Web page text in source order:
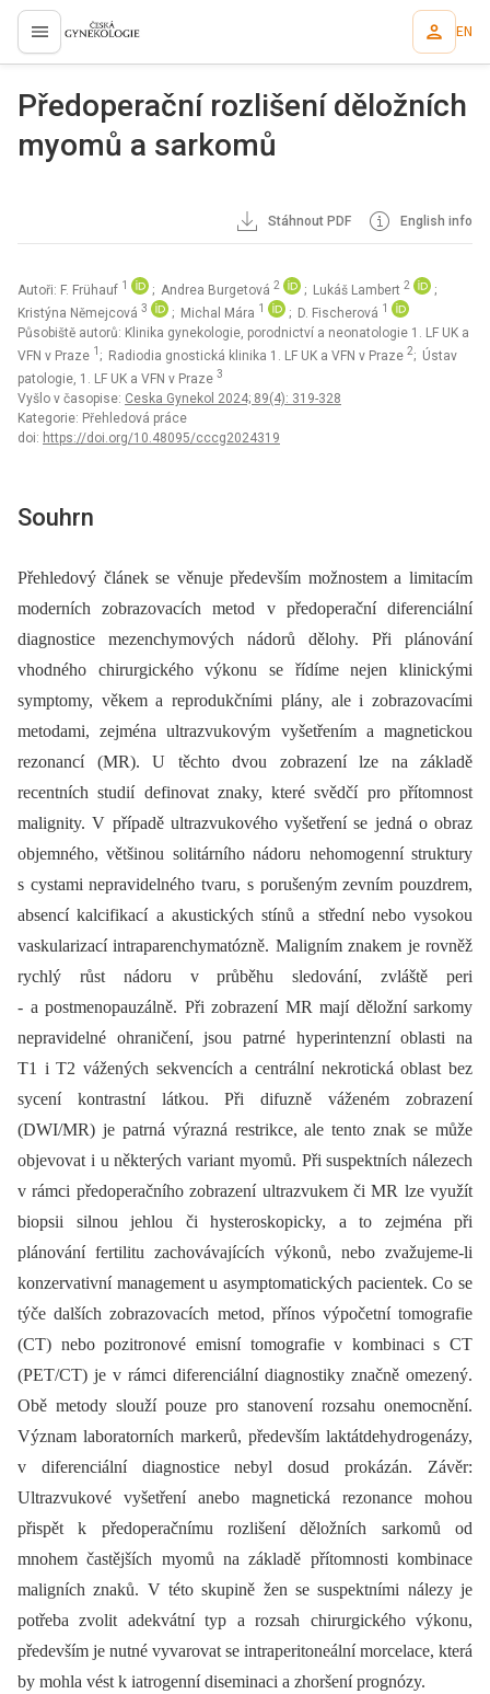
proLékaře.cz EN
Předoperační rozlišení děložních
myomů a sarkomů
Stáhnout PDF English info
Autoři: F. Frühauf 1 ; Andrea Burgetová 2 ; Lukáš Lambert 2
;
Kristýna Němejcová 3 ; Michal Mára 1 ; D. Fischerová 1
Působiště autorů: Klinika gynekologie, porodnictví a neonatologie 1. LF UK a
VFN v Praze 1 ; Radiodia gnostická klinika 1. LF UK a VFN v Praze 2; Ústav
patologie, 1. LF UK a VFN v Praze 3
Vyšlo v časopise: Ceska Gynekol 2024; 89(4): 319-328
Kategorie: Přehledová práce
doi: https://doi.org/10.48095/cccg2024319
Souhrn
Přehledový článek se věnuje především možnostem a limitacím
moderních zobrazovacích metod v předoperační diferenciální
diagnostice mezenchymových nádorů dělohy. Při plánování
vhodného chirurgického výkonu se řídíme nejen klinickými
symptomy, věkem a reprodukčními plány, ale i zobrazovacími
metodami, zejména ultrazvukovým vyšetřením a magnetickou
rezonancí (MR). U těchto dvou zobrazení lze na základě
recentních studií definovat znaky, které svědčí pro přítomnost
malignity. V případě ultrazvukového vyšetření se jedná o obraz
objemného, většinou solitárního nádoru nehomogenní struktury
s cystami nepravidelného tvaru, s porušeným zevním pouzdrem,
absencí kalcifikací a akustických stínů a střední nebo vysokou
vaskularizací intraparenchymatózně. Maligním znakem je rovněž
rychlý růst nádoru v průběhu sledování, zvláště peri
-⁠ a postmenopauzálně. Při zobrazení MR mají děložní sarkomy
nepravidelné ohraničení, jsou patrné hyperintenzní oblasti na
T1 i T2 vážených sekvencích a centrální nekrotická oblast bez
sycení kontrastní látkou. Při difuzně váženém zobrazení
(DWI/MR) je patrná výrazná restrikce, ale tento znak se může
objevovat i u některých variant myomů. Při suspektních nálezech
v rámci předoperačního zobrazení ultrazvukem či MR lze využít
biopsii silnou jehlou či hysteroskopicky, a to zejména při
plánování fertilitu zachovávajících výkonů, nebo zvažujeme-li
konzervativní management u asymptomatických pacientek. Co se
týče dalších zobrazovacích metod, přínos výpočetní tomografie
(CT) nebo pozitronové emisní tomografie v kombinaci s CT
(PET/CT) je v rámci diferenciální diagnostiky značně omezený.
Obě metody slouží pouze pro stanovení rozsahu onemocnění.
Význam laboratorních markerů, především laktátdehydrogenázy,
v diferenciální diagnostice nebyl dosud prokázán. Závěr:
Ultrazvukové vyšetření anebo magnetická rezonance mohou
přispět k předoperačnímu rozlišení děložních sarkomů od
mnohem častějších myomů na základě přítomnosti kombinace
maligních znaků. V této skupině žen se suspektními nálezy je
potřeba zvolit adekvátní typ a rozsah chirurgického výkonu,
především je nutné vyvarovat se intraperitoneální morcelace, která
by mohla vést k iatrogenní diseminaci a zhoršení prognózy.